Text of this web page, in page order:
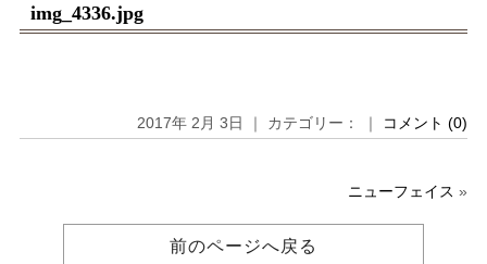
img_4336.jpg
2017年 2月 3日 ｜ カテゴリー： ｜ コメント (0)
ニューフェイス »
前のページへ戻る